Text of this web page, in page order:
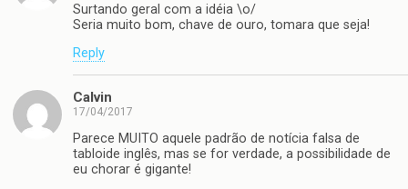
Surtando geral com a idéia \o/
Seria muito bom, chave de ouro, tomara que seja!
Reply
Calvin
17/04/2017
Parece MUITO aquele padrão de notícia falsa de
tabloide inglês, mas se for verdade, a possibilidade de
eu chorar é gigante!